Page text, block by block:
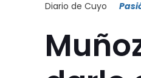
Diario de Cuyo